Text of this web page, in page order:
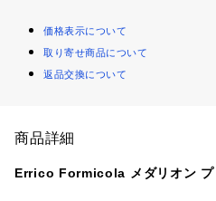
価格表示について
取り寄せ商品について
返品交換について
商品詳細
Errico Formicola メダリオン プ